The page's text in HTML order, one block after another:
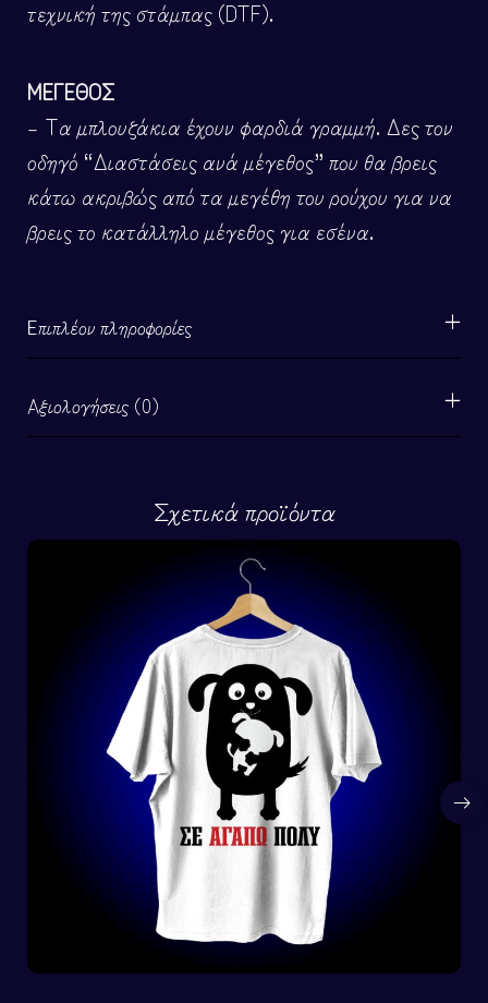
τεχνική της στάμπας (DTF).
ΜΕΓΕΘΟΣ
– Τα μπλουζάκια έχουν φαρδιά γραμμή. Δες τον
οδηγό “Διαστάσεις ανά μέγεθος” που θα βρεις
κάτω ακριβώς από τα μεγέθη του ρούχου για να
βρεις το κατάλληλο μέγεθος για εσένα.
Επιπλέον πληροφορίες
Αξιολογήσεις (0)
Σχετικά προϊόντα